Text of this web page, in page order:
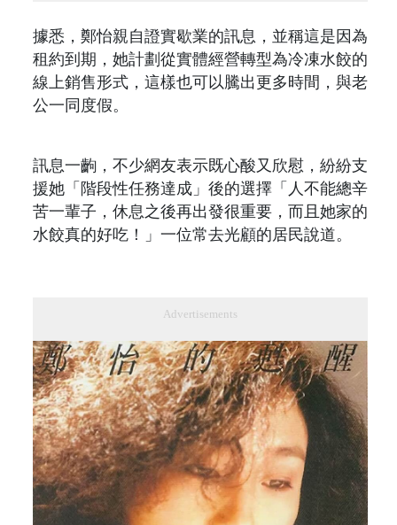
據悉，鄭怡親自證實歇業的訊息，並稱這是因為
租約到期，她計劃從實體經營轉型為冷凍水餃的
線上銷售形式，這樣也可以騰出更多時間，與老
公一同度假。
訊息一齣，不少網友表示既心酸又欣慰，紛紛支
援她「階段性任務達成」後的選擇「人不能總辛
苦一輩子，休息之後再出發很重要，而且她家的
水餃真的好吃！」一位常去光顧的居民說道。
Advertisements